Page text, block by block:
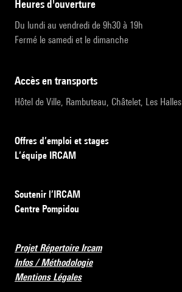
heures d'ouverture
Du lundi au vendredi de 9h30 à 19h
Fermé le samedi et le dimanche
accès en transports
Hôtel de Ville, Rambuteau, Châtelet, Les Halles
Offres d’emploi et stages
L’équipe IRCAM
Soutenir l’IRCAM
Centre Pompidou
Projet Répertoire Ircam
Infos / Méthodologie
Mentions Légales